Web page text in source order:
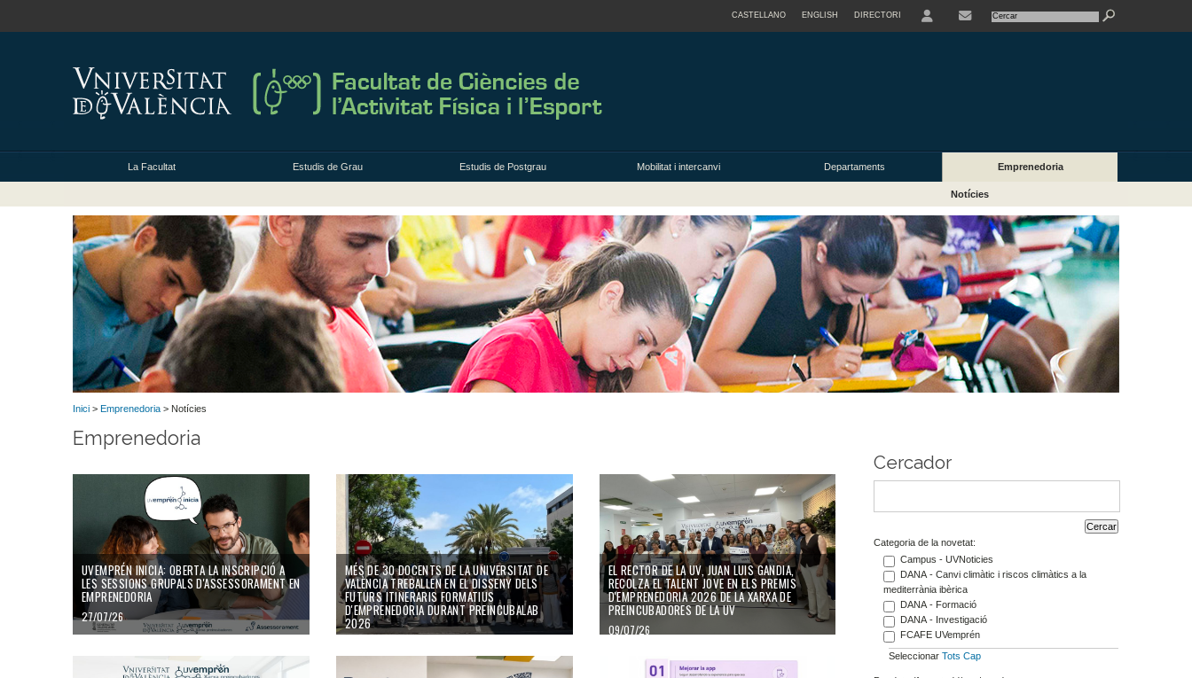
CASTELLANO ENGLISH DIRECTORI
La Facultat Estudis de Grau Estudis de Postgrau Mobilitat i intercanvi Departaments Emprenedoria
Notícies
Inici > Emprenedoria > Notícies
Emprenedoria
UVEMPRÉN INICIA: OBERTA LA INSCRIPCIÓ A
LES SESSIONS GRUPALS D'ASSESSORAMENT EN
EMPRENEDORIA
27/07/26
MÉS DE 30 DOCENTS DE LA UNIVERSITAT DE
VALÈNCIA TREBALLEN EN EL DISSENY DELS
FUTURS ITINERARIS FORMATIUS
D'EMPRENEDORIA DURANT PREINCUBALAB
2026
EL RECTOR DE LA UV, JUAN LUIS GANDIA,
RECOLZA EL TALENT JOVE EN ELS PREMIS
D'EMPRENEDORIA 2026 DE LA XARXA DE
PREINCUBADORES DE LA UV
09/07/26
Cercador
Categoria de la novetat:
Campus - UVNoticies
DANA - Canvi climàtic i riscos climàtics a la
mediterrània ibèrica
DANA - Formació
DANA - Investigació
FCAFE UVemprén
Seleccionar Tots Cap